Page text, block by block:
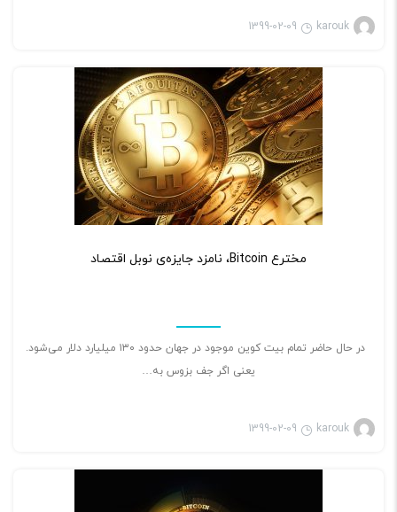
karouk
1399-02-09
مخترع Bitcoin، نامزد جایزه‌ی نوبل اقتصاد
در حال حاضر تمام بیت کوین موجود در جهان حدود ۱۳۰ میلیارد دلار می‌شود.
یعنی اگر جف بزوس به…
karouk
1399-02-09